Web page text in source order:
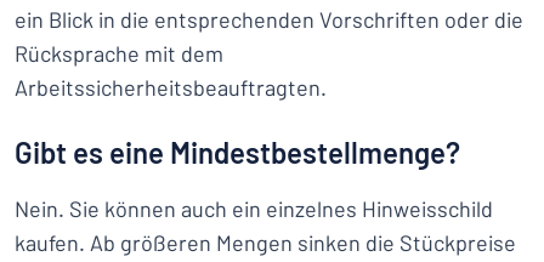
ein Blick in die entsprechenden Vorschriften oder die
Rücksprache mit dem
Arbeitssicherheitsbeauftragten.
Gibt es eine Mindestbestellmenge?
Nein. Sie können auch ein einzelnes Hinweisschild
kaufen. Ab größeren Mengen sinken die Stückpreise